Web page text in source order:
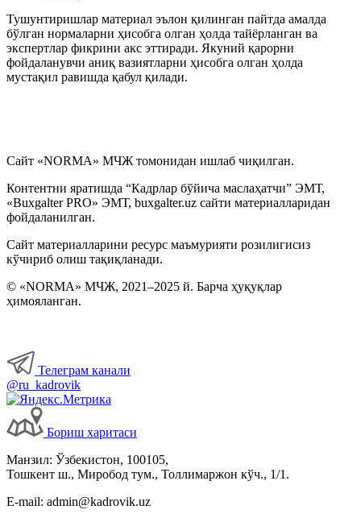
Тушунтиришлар материал эълон қилинган пайтда амалда
бўлган нормаларни ҳисобга олган ҳолда тайёрланган ва
экспертлар фикрини акс эттиради. Якуний қарорни
фойдаланувчи аниқ вазиятларни ҳисобга олган ҳолда
мустақил равишда қабул қилади.
Сайт «NORMA» МЧЖ томонидан ишлаб чиқилган.
Контентни яратишда “Кадрлар бўйича маслаҳатчи” ЭМТ,
«Buxgalter PRO» ЭМТ, buxgalter.uz сайти материалларидан
фойдаланилган.
Сайт материалларини ресурс маъмурияти розилигисиз
кўчириб олиш тақиқланади.
© «NORMA» МЧЖ, 2021–2025 й. Барча ҳуқуқлар
ҳимояланган.
Телеграм канали
@ru_kadrovik
Бориш харитаси
Манзил: Ўзбекистон, 100105,
Тошкент ш., Миробод тум., Толлимаржон кўч., 1/1.
E-mail: admin@kadrovik.uz